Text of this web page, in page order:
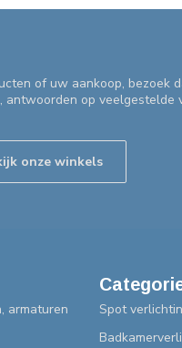
of uw aankoop, bezoek
antwoorden op veelgestelde
onze winkels
armaturen
Spot